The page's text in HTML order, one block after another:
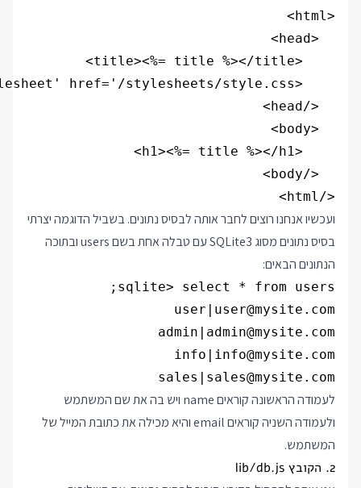
</html>
ועכשיו אנחנו רוצים לחבר אותה לבסיס נתונים. בשביל הדוגמה יצרתי
בסיס נתונים מסוג SQLite3 עם טבלה אחת בשם users ובתוכה
הנתונים הבאים:
sales|sales@mysite.com
לעמודה הראשונה קוראים name ויש בה את שם המשתמש
ולעמודה השניה קוראים email והיא מכילה את כתובת המייל של
המשתמש.
2. הקובץ lib/db.js